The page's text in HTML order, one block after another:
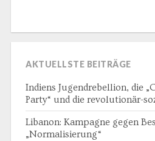
AKTUELLSTE BEITRÄGE
Indiens Jugendrebellion, die
Party“ und die revolutionär-
Libanon: Kampagne gegen
„Normalisierung“